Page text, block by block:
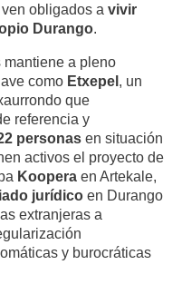
obligados a vivir
Durango.
mantiene a pleno
como Etxepel , un
que
referencia y
personas en situación
activos el proyecto de
Koopera en Artekale,
jurídico en Durango
extranjeras a
y burocráticas